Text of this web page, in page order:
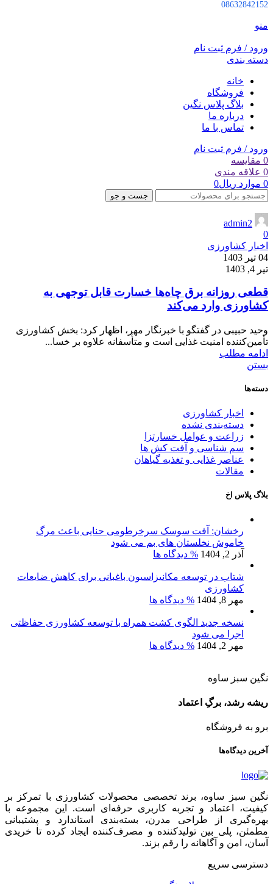
08632842152
منو
ورود / فرم ثبت نام
دسته بندی
خانه
فروشگاه
بلاگ پلاس نگین
درباره ما
تماس با ما
ورود / فرم ثبت نام
0 مقایسه
0 علاقه مندی
0 موارد ریال0
جست و جو
admin2
0
اخبار کشاورزی
04 تیر 1403
تیر 4, 1403
قطعی روزانه برق چاه‌ها خسارت قابل توجهی به
کشاورزی وارد می‌کند
وحید حبیبی در گفتگو با خبرنگار مهر، اظهار کرد: بخش کشاورزی
تأمین‌کننده امنیت غذایی است و متأسفانه علاوه بر خسا...
ادامه مطلب
بستن
دسته‌ها
اخبار کشاورزی
دسته‌بندی نشده
زراعت و عوامل خسارتزا
سم شناسی و آفت کش ها
عناصر غذایی و تغذیه گیاهان
مقالات
بلاگ پلاس اخ
رخشان: آفت سوسک سرخرطومی حنایی باعث مرگ
خاموش نخلستان های بم می شود
آذر 2, 1404
% دیدگاه ها
شتاب در توسعه مکانیزاسیون باغبانی برای کاهش ضایعات
کشاورزی
مهر 8, 1404
% دیدگاه ها
نسخه جدید الگوی کشت همراه با توسعه کشاورزی حفاظتی
اجرا می شود
مهر 2, 1404
% دیدگاه ها
نگین سبز ساوه
ریشه رشد، برگِ اعتماد
برو به فروشگاه
آخرین دیدگاه‌ها
نگین سبز ساوه، برند تخصصی محصولات کشاورزی با تمرکز بر
کیفیت، اعتماد و تجربه کاربری حرفه‌ای است. این مجموعه با
بهره‌گیری از طراحی مدرن، بسته‌بندی استاندارد و پشتیبانی
مطمئن، پلی بین تولیدکننده و مصرف‌کننده ایجاد کرده تا خریدی
آسان، امن و آگاهانه را رقم بزند.
دسترسی سریع